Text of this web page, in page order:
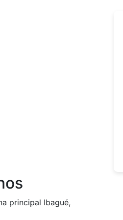
principal Ibagué,